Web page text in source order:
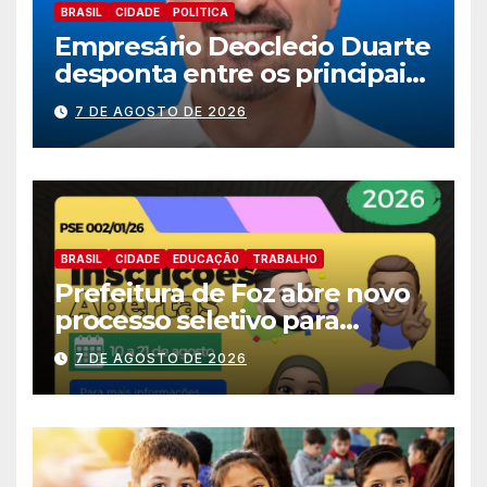
BRASIL CIDADE POLITICA
Empresário Deoclecio Duarte
desponta entre os principais
nomes do União Brasil para
deputado estadual
7 DE AGOSTO DE 2026
BRASIL CIDADE EDUCAÇÃ0 TRABALHO
Prefeitura de Foz abre novo
processo seletivo para
estagiários
7 DE AGOSTO DE 2026